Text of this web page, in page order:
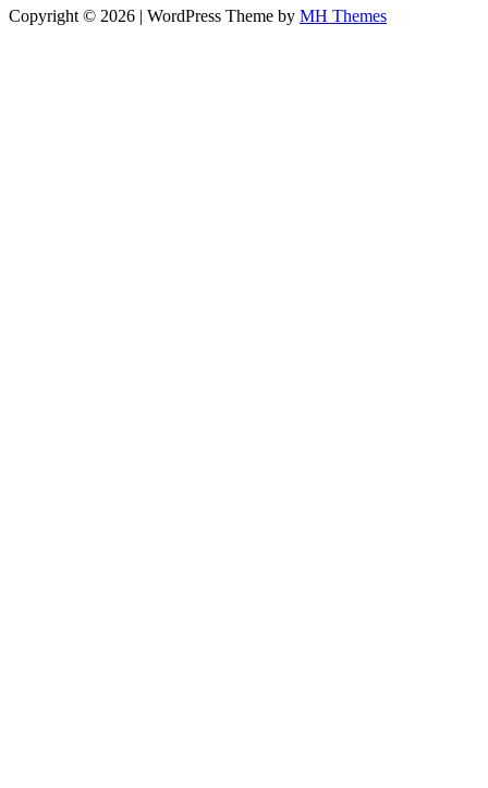
Copyright © 2026 | WordPress Theme by MH Themes